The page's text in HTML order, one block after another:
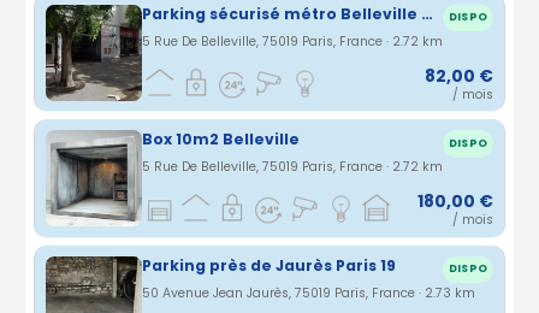
Parking sécurisé métro Belleville 75019 DISPO
5 Rue De Belleville, 75019 Paris, France · 2.72 km
82,00 €
/ mois
Box 10m2 Belleville DISPO
5 Rue De Belleville, 75019 Paris, France · 2.72 km
180,00 €
/ mois
Parking près de Jaurès Paris 19 DISPO
50 Avenue Jean Jaurès, 75019 Paris, France · 2.73 km